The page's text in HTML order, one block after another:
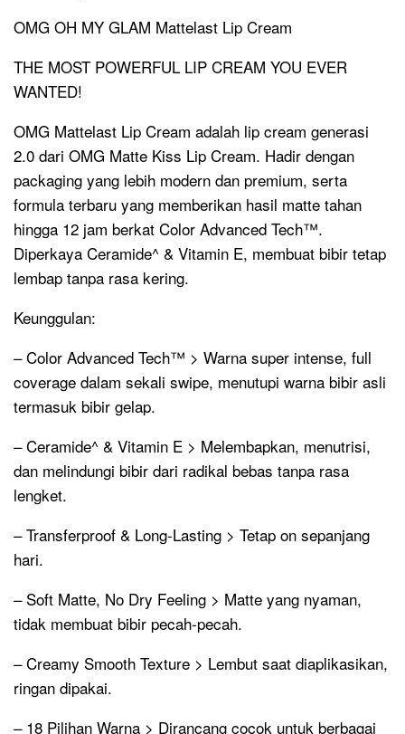
OMG OH MY GLAM Mattelast Lip Cream
THE MOST POWERFUL LIP CREAM YOU EVER
WANTED!
OMG Mattelast Lip Cream adalah lip cream generasi
2.0 dari OMG Matte Kiss Lip Cream. Hadir dengan
packaging yang lebih modern dan premium, serta
formula terbaru yang memberikan hasil matte tahan
hingga 12 jam berkat Color Advanced Tech™.
Diperkaya Ceramide^ & Vitamin E, membuat bibir tetap
lembap tanpa rasa kering.
Keunggulan:
– Color Advanced Tech™ > Warna super intense, full
coverage dalam sekali swipe, menutupi warna bibir asli
termasuk bibir gelap.
– Ceramide^ & Vitamin E > Melembapkan, menutrisi,
dan melindungi bibir dari radikal bebas tanpa rasa
lengket.
– Transferproof & Long-Lasting > Tetap on sepanjang
hari.
– Soft Matte, No Dry Feeling > Matte yang nyaman,
tidak membuat bibir pecah-pecah.
– Creamy Smooth Texture > Lembut saat diaplikasikan,
ringan dipakai.
– 18 Pilihan Warna > Dirancang cocok untuk berbagai